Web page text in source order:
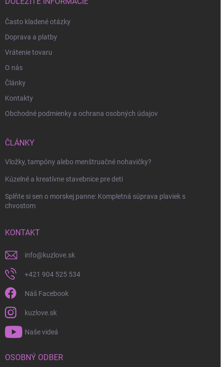
Často kladené otázky
Doprava a platby
Vrátenie tovaru
O nás
Články
Kontakty
Obchodné podmienky a ochrana osobných údajov
ČLÁNKY
Vložky, tampóny alebo menštruačné nohavičky?
Kúzelné a kreatívne stavebnice pre deti
Splňte si sen o morskej panne: Kompletná súprava plaviek s
chvostom
KONTAKT
info@kuzlove.sk
+421 904 525 534
Náš Facebook
kuzlove.sk
Naše videá
OSOBNÝ ODBER